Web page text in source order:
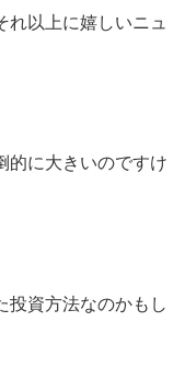
れ以上に嬉しいニュ
的に大きいのですけ
投資方法なのかもし